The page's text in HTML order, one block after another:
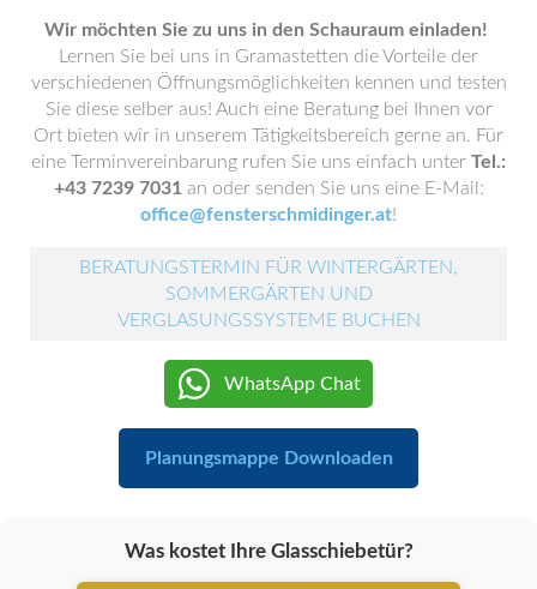
Wir möchten Sie zu uns in den Schauraum einladen!
Lernen Sie bei uns in Gramastetten die Vorteile der
verschiedenen Öffnungsmöglichkeiten kennen und testen
Sie diese selber aus! Auch eine Beratung bei Ihnen vor
Ort bieten wir in unserem Tätigkeitsbereich gerne an. Für
eine Terminvereinbarung rufen Sie uns einfach unter Tel.:
+43 7239 7031 an oder senden Sie uns eine E-Mail:
office@fensterschmidinger.at!
BERATUNGSTERMIN FÜR WINTERGÄRTEN,
SOMMERGÄRTEN UND
VERGLASUNGSSYSTEME BUCHEN
WhatsApp Chat
Planungsmappe Downloaden
Was kostet Ihre Glasschiebetür?